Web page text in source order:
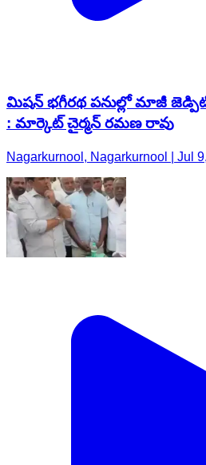
మిషన్ భగీరథ పనుల్లో మాజీ
: మార్కెట్ చైర్మన్ రమణ రావు
Nagarkurnool, Nagarkurnool | Jul